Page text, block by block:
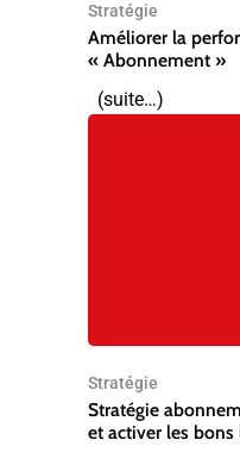
Stratégie
Améliorer la
« Abonnement »
(suite…)
Stratégie
Stratégie
et activer les